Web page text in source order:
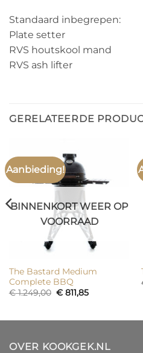
Standaard inbegrepen:
Plate setter
RVS houtskool mand
RVS ash lifter
GERELATEERDE
Aanbieding!
BINNENKORT WEER OP
VOORRAAD
The Bastard Medium
Complete BBQ
€1.249,00 Oorspronkelijke
€811,85Huidige
OVER KOOKGEK.NL